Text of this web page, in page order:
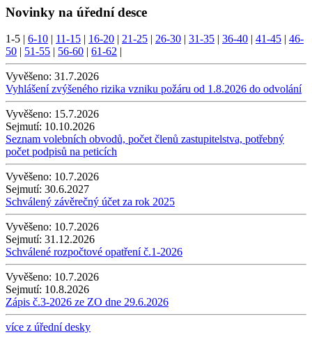
Novinky na úřední desce
1-5 6-10 11-15 16-20 21-25 26-30 31-35 36-40 41-45
46-
50
51-55 56-60 61-62
Vyvěšeno: 31.7.2026
Vyhlášení zvýšeného rizika vzniku požáru od 1.8.2026 do odvolání
Vyvěšeno: 15.7.2026
Sejmutí: 10.10.2026
Seznam volebních obvodů, počet členů zastupitelstva, potřebný
počet podpisů na peticích
Vyvěšeno: 10.7.2026
Sejmutí: 30.6.2027
Schválený závěrečný účet za rok 2025
Vyvěšeno: 10.7.2026
Sejmutí: 31.12.2026
Schválené rozpočtové opatření č.1-2026
Vyvěšeno: 10.7.2026
Sejmutí: 10.8.2026
Zápis č.3-2026 ze ZO dne 29.6.2026
více z úřední desky